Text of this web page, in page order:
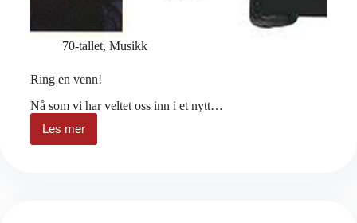
70-tallet, Musikk
Ring en venn!
Nå som vi har veltet oss inn i et nytt…
Les mer
Ring
en